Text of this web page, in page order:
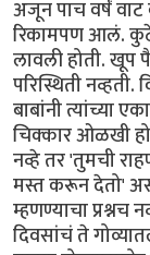
अजून पाच वर्षं वाट
रिकामपण आलं.
लावली होती.
परिस्थिती
बाबांनी त्यांच्या
चिक्कार ओळखी
नव्हे तर 'तुमची
मस्त करून देतो'
म्हणण्याचा प्रश्नच
दिवसांचं ते